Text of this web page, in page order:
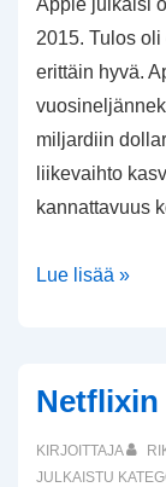
Apple julkaisi
2015. Tulos
erittäin hyvä.
miljardiin
liikevaihto
kannattavuus
Applen
Lue lisää »
Netflixin
KIRJOITTAJA
JULKAISTU